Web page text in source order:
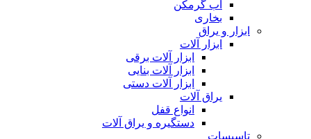
آب گرمکن
بخاری
ابزار و یراق
ابزار آلات
ابزار آلات برقی
ابزار آلات بنایی
ابزار آلات دستی
یراق آلات
انواع قفل
دستگیره و یراق آلات
تاسیسات